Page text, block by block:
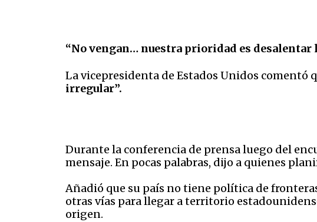
“No vengan… nuestra prioridad es
La vicepresidenta de Estados Unidos comentó
irregular”.
Durante la conferencia de prensa luego del
mensaje. En pocas palabras, dijo a quienes
Añadió que su país no tiene política de
otras vías para llegar a territorio
origen.